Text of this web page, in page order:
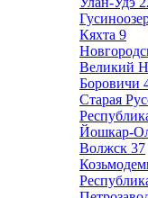
Кяхта 9
Великий
Боровичи
Старая
Йошкар-
Волжск 37